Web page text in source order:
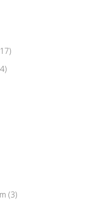
(3)